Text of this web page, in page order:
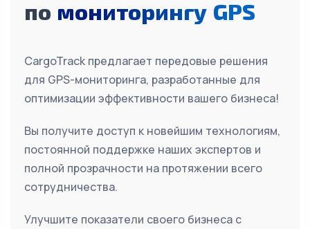
по мониторингу GPS
CargoTrack предлагает передовые решения
для GPS-мониторинга, разработанные для
оптимизации эффективности вашего бизнеса!
Вы получите доступ к новейшим технологиям,
постоянной поддержке наших экспертов и
полной прозрачности на протяжении всего
сотрудничества.
Улучшите показатели своего бизнеса с